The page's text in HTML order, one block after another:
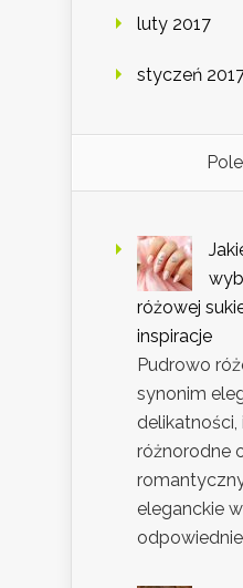
luty 2017
styczeń
różowej
inspiracje
Pudrowo
synonim
delikatności,
różnorodne
eleganckie